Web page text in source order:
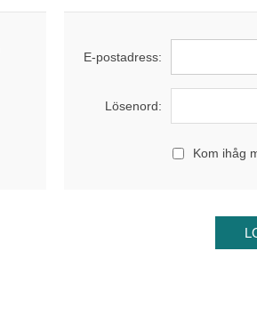
E-postadress:
Lösenord:
Kom ihåg